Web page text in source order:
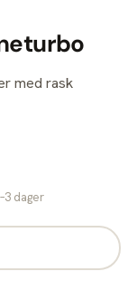
med rask
dager